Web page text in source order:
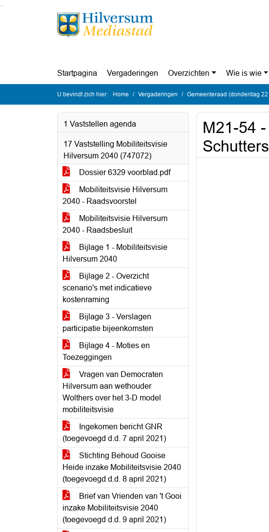
Ga naar de inhoud van deze pagina
Ga naar het zoeken
Ga naar het menu
Startpagina Vergaderingen Overzichten Wie is wie
U bevindt zich hier: Home Vergaderingen Gemeenteraad (donderdag
1 Vaststellen agenda
17 Vaststelling Mobiliteitsvisie
Hilversum 2040 (747072)
Dossier 6329 voorblad.pdf
Mobiliteitsvisie Hilversum
2040 - Raadsvoorstel
Mobiliteitsvisie Hilversum
2040 - Raadsbesluit
Bijlage 1 - Mobiliteitsvisie
Hilversum 2040
Bijlage 2 - Overzicht
scenario's met indicatieve
kostenraming
Bijlage 3 - Verslagen
participatie bijeenkomsten
Bijlage 4 - Moties en
Toezeggingen
Vragen van Democraten
Hilversum aan wethouder
Wolthers over het 3-D model
mobiliteitsvisie
Ingekomen bericht GNR
(toegevoegd d.d. 7 april 2021)
Stichting Behoud Gooise
Heide inzake Mobiliteitsvisie 2040
(toegevoegd d.d. 8 april 2021)
Brief van Vrienden van 't Gooi
inzake Mobiliteitsvisie 2040
(toegevoegd d.d. 9 april 2021)
M21-54